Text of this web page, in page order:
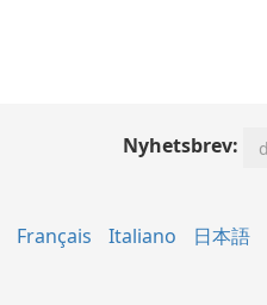
Nyhetsbrev:
Français Italiano 日本語